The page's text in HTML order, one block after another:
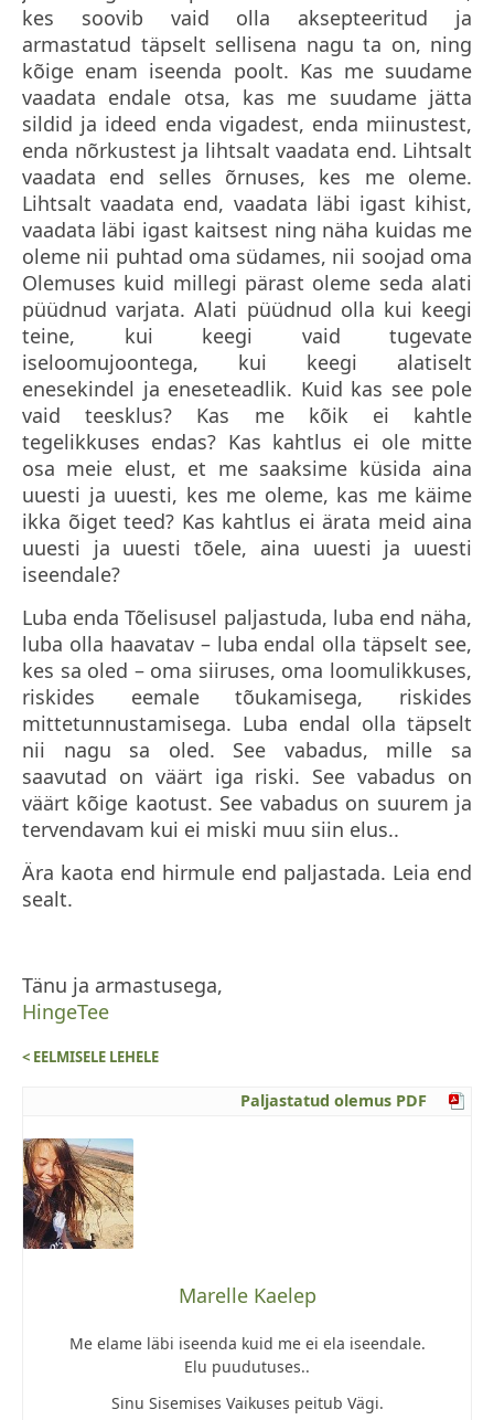
kes soovib vaid olla aksepteeritud ja
armastatud täpselt sellisena nagu ta on, ning
kõige enam iseenda poolt. Kas me suudame
vaadata endale otsa, kas me suudame jätta
sildid ja ideed enda vigadest, enda miinustest,
enda nõrkustest ja lihtsalt vaadata end. Lihtsalt
vaadata end selles õrnuses, kes me oleme.
Lihtsalt vaadata end, vaadata läbi igast kihist,
vaadata läbi igast kaitsest ning näha kuidas me
oleme nii puhtad oma südames, nii soojad oma
Olemuses kuid millegi pärast oleme seda alati
püüdnud varjata. Alati püüdnud olla kui keegi
teine, kui keegi vaid tugevate
iseloomujoontega, kui keegi alatiselt
enesekindel ja eneseteadlik. Kuid kas see pole
vaid teesklus? Kas me kõik ei kahtle
tegelikkuses endas? Kas kahtlus ei ole mitte
osa meie elust, et me saaksime küsida aina
uuesti ja uuesti, kes me oleme, kas me käime
ikka õiget teed? Kas kahtlus ei ärata meid aina
uuesti ja uuesti tõele, aina uuesti ja uuesti
iseendale?
Luba enda Tõelisusel paljastuda, luba end näha,
luba olla haavatav – luba endal olla täpselt see,
kes sa oled – oma siiruses, oma loomulikkuses,
riskides eemale tõukamisega, riskides
mittetunnustamisega. Luba endal olla täpselt
nii nagu sa oled. See vabadus, mille sa
saavutad on väärt iga riski. See vabadus on
väärt kõige kaotust. See vabadus on suurem ja
tervendavam kui ei miski muu siin elus..
Ära kaota end hirmule end paljastada. Leia end
sealt.
Tänu ja armastusega,
HingeTee
< EELMISELE LEHELE
Paljastatud olemus PDF
Marelle Kaelep
Me elame läbi iseenda kuid me ei ela iseendale.
Elu puudutuses..
Sinu Sisemises Vaikuses peitub Vägi.